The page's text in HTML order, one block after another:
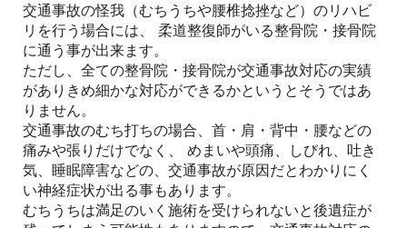
交通事故の怪我（むちうちや腰椎捻挫など）のリハビ
リを行う場合には、 柔道整復師がいる整骨院・接骨院
に通う事が出来ます。
ただし、全ての整骨院・接骨院が交通事故対応の実績
がありきめ細かな対応ができるかというとそうではあ
りません。
交通事故のむち打ちの場合、首・肩・背中・腰などの
痛みや張りだけでなく、 めまいや頭痛、しびれ、吐き
気、睡眠障害などの、交通事故が原因だとわかりにく
い神経症状が出る事もあります。
むちうちは満足のいく施術を受けられないと後遺症が